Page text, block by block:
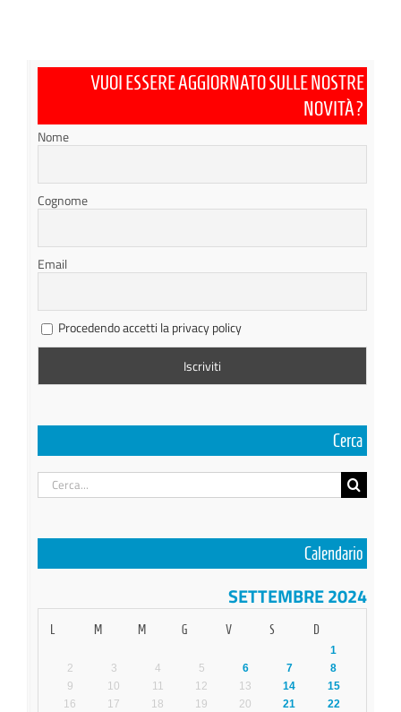
VUOI ESSERE AGGIORNATO SULLE NOSTRE
NOVITÀ?
Nome
Cognome
Email
Procedendo accetti la privacy policy
Cerca
Cerca
per:
Calendario
SETTEMBRE 2024
M M G V S D
1
2
3 4 5 6 7
8
9
10 11 12 13 14
15
16
17 18 19 20 21 22